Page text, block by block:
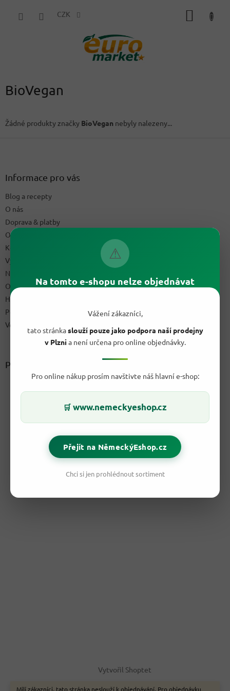
⚠
Na tomto e-shopu nelze objednávat
Vážení zákazníci,
tato stránkaslouží pouze jako podpora naší prodejny
v Plznia není určena pro online objednávky.
Pro online nákup prosím navštivte náš hlavní e-shop:
🛒 www.nemeckyeshop.cz
Přejít na NěmeckýEshop.cz
Chci si jen prohlédnout sortiment
Milí zákazníci, tato stránka neslouží k objednávání. Pro objednávku
CZK
BioVegan
Žádné produkty značky BioVegan nebyly nalezeny...
Informace pro vás
Blog a recepty
O nás
Doprava & platby
Obchodní podmínky
Kontakty
Výdejní místo
Napište nám
Ochrana osobních údajů GDPR
Hodnocení obchodu
Podmínky uplatnění práv z vadného plnění a reklamační řád
Velkoobchod
Přijímáme online platby
Vytvořil Shoptet